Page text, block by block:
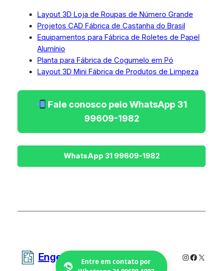
Layout 3D Loja de Roupas de Número Grande
Projetos CAD Fábrica de Castanha do Brasil
Equipamentos para Fábrica de Roletes de Papel
Alumínio
Planta para Fábrica de Cogumelo em Pó
Layout 3D Mini Fábrica de Produtos de Limpeza
Fale conosco pelo WhatsApp 31
99609-1982
Engetecno Projetos Instagram
X
Entre em contato por